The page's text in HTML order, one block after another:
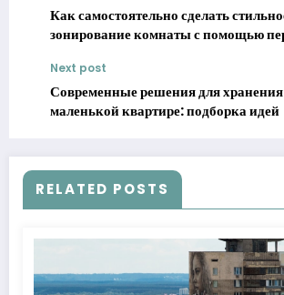
Как самостоятельно сделать
зонирование комнаты с помощью
Next post
Современные решения для
маленькой квартире: подборка идей
RELATED POSTS